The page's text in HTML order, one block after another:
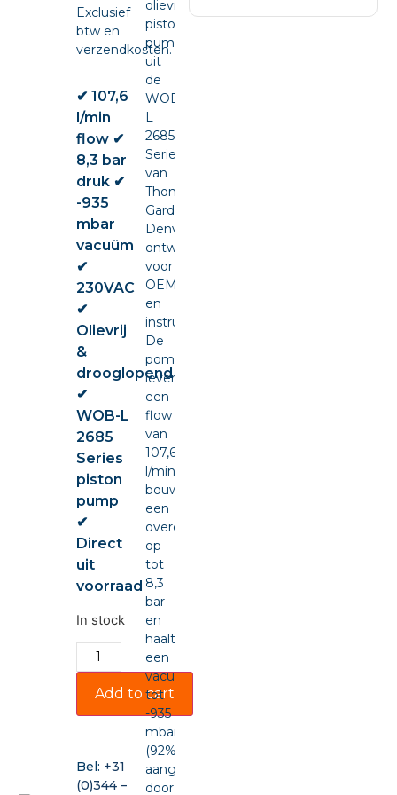
Exclusief
btw en
verzendkosten.
✔ 107,6
l/min
flow ✔
8,3 bar
druk ✔
-935
mbar
vacuüm
✔
230VAC
✔
Olievrij
&
drooglopend
✔
WOB-L
2685
Series
piston
pump
✔
Direct
uit
voorraad
In stock
Add to cart
Bel: +31
(0)344 –
olievrije
piston
pump
uit
de
WOB-
L
2685
Series
van
Thomas
Gardner
Denver,
ontwikkeld
voor
OEM-
en
instrumentintegratie.
De
pomp
levert
een
flow
van
107,6
l/min,
bouwt
een
overdruk
op
tot
8,3
bar
en
haalt
een
vacuüm
tot
-935
mbar
(92%),
aangedreven
door